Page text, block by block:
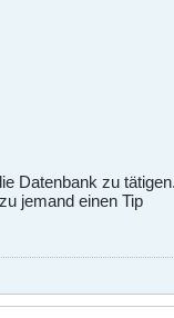
Datenbank zu
jemand einen Tip